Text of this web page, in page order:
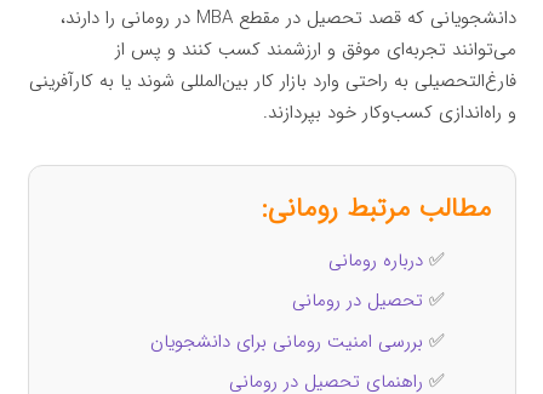
دانشجویانی که قصد تحصیل در مقطع MBA در رومانی را دارند،
می‌توانند تجربه‌ای موفق و ارزشمند کسب کنند و پس از
فارغ‌التحصیلی به راحتی وارد بازار کار بین‌المللی شوند یا به کارآفرینی
و راه‌اندازی کسب‌وکار خود بپردازند.
مطالب مرتبط رومانی:
✅ درباره رومانی
✅ تحصیل در رومانی
✅ بررسی امنیت رومانی برای دانشجویان
✅ راهنمای تحصیل در رومانی